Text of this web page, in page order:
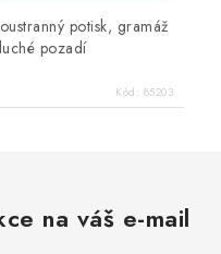
potisk, gramáž
pozadí
Kód: 85203
na váš e-mail